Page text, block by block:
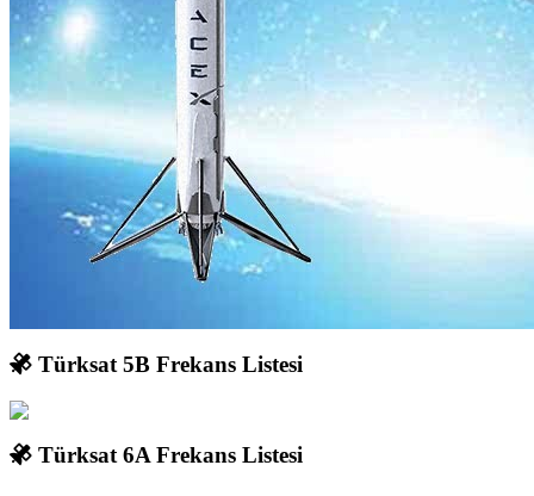
Türksat 5B Frekans Listesi
Türksat 6A Frekans Listesi